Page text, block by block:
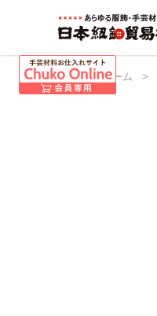
日本紐釦 ホーム >